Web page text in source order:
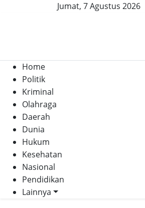
Jumat, 7 Agustus 2026
Home
Politik
Kriminal
Olahraga
Daerah
Dunia
Hukum
Kesehatan
Nasional
Pendidikan
Lainnya